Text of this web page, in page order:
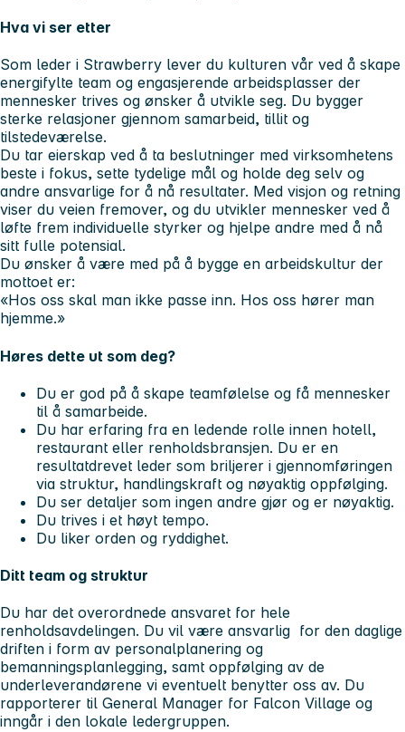
Hva vi ser etter
Som leder i Strawberry lever du kulturen vår ved å skape
energifylte team og engasjerende arbeidsplasser der
mennesker trives og ønsker å utvikle seg. Du bygger
sterke relasjoner gjennom samarbeid, tillit og
tilstedeværelse.
Du tar eierskap ved å ta beslutninger med virksomhetens
beste i fokus, sette tydelige mål og holde deg selv og
andre ansvarlige for å nå resultater. Med visjon og retning
viser du veien fremover, og du utvikler mennesker ved å
løfte frem individuelle styrker og hjelpe andre med å nå
sitt fulle potensial.
Du ønsker å være med på å bygge en arbeidskultur der
mottoet er:
«Hos oss skal man ikke passe inn. Hos oss hører man
hjemme.»
Høres dette ut som deg?
Du er god på å skape teamfølelse og få mennesker
til å samarbeide.
Du har erfaring fra en ledende rolle innen hotell,
restaurant eller renholdsbransjen. Du er en
resultatdrevet leder som briljerer i gjennomføringen
via struktur, handlingskraft og nøyaktig oppfølging.
Du ser detaljer som ingen andre gjør og er nøyaktig.
Du trives i et høyt tempo.
Du liker orden og ryddighet.
Ditt team og struktur
Du har det overordnede ansvaret for hele
renholdsavdelingen. Du vil være ansvarlig for den daglige
driften i form av personalplanering og
bemanningsplanlegging, samt oppfølging av de
underleverandørene vi eventuelt benytter oss av. Du
rapporterer til General Manager for Falcon Village og
inngår i den lokale ledergruppen.